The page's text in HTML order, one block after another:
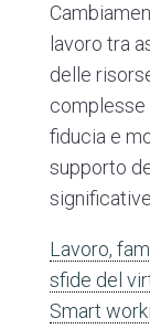
lavoro tra
delle
complesse
fiducia e
supporto
Lavoro,
sfide del
Smart